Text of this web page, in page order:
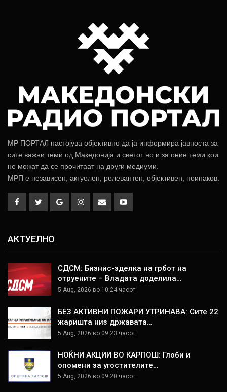
МР ПОРТАЛ настојува објективно да ја информира јавноста за
сите важни теми од Македонија и светот но и за оние теми кои
не можат да се прочитаат на други медиуми.
МРП е независен, актуелен, релевантен, објективен, поинаков.
АКТУЕЛНО
СДСМ: Бизнис-зделка на грбот на
отруените – Владата доделила…
5 Aug, 2026 во 10:24 часот.
БЕЗ АКТИВНИ ПОЖАРИ УТРИНАВА: Сите 22
жаришта низ државата…
5 Aug, 2026 во 09:23 часот.
НОЌНИ АКЦИИ ВО КАРПОШ: Глоби и
опомени за угостителите…
5 Aug, 2026 во 09:20 часот.